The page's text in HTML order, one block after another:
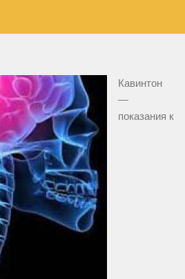
Кавинтон
—
показания к